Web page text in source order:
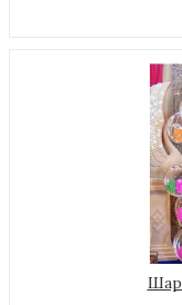
Шар